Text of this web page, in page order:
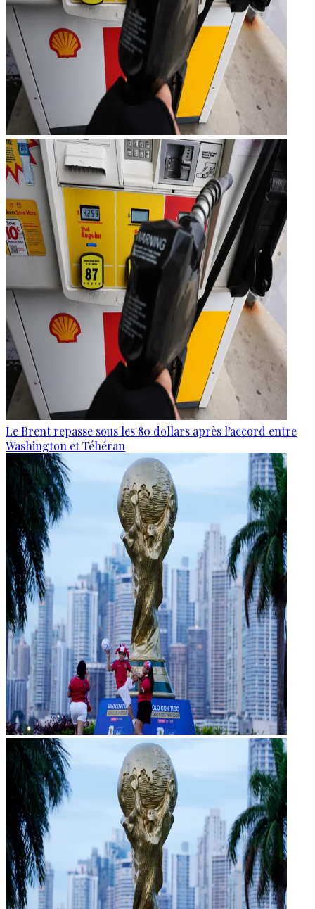
Le Brent repasse sous les 80 dollars après l’accord entre
Washington et Téhéran